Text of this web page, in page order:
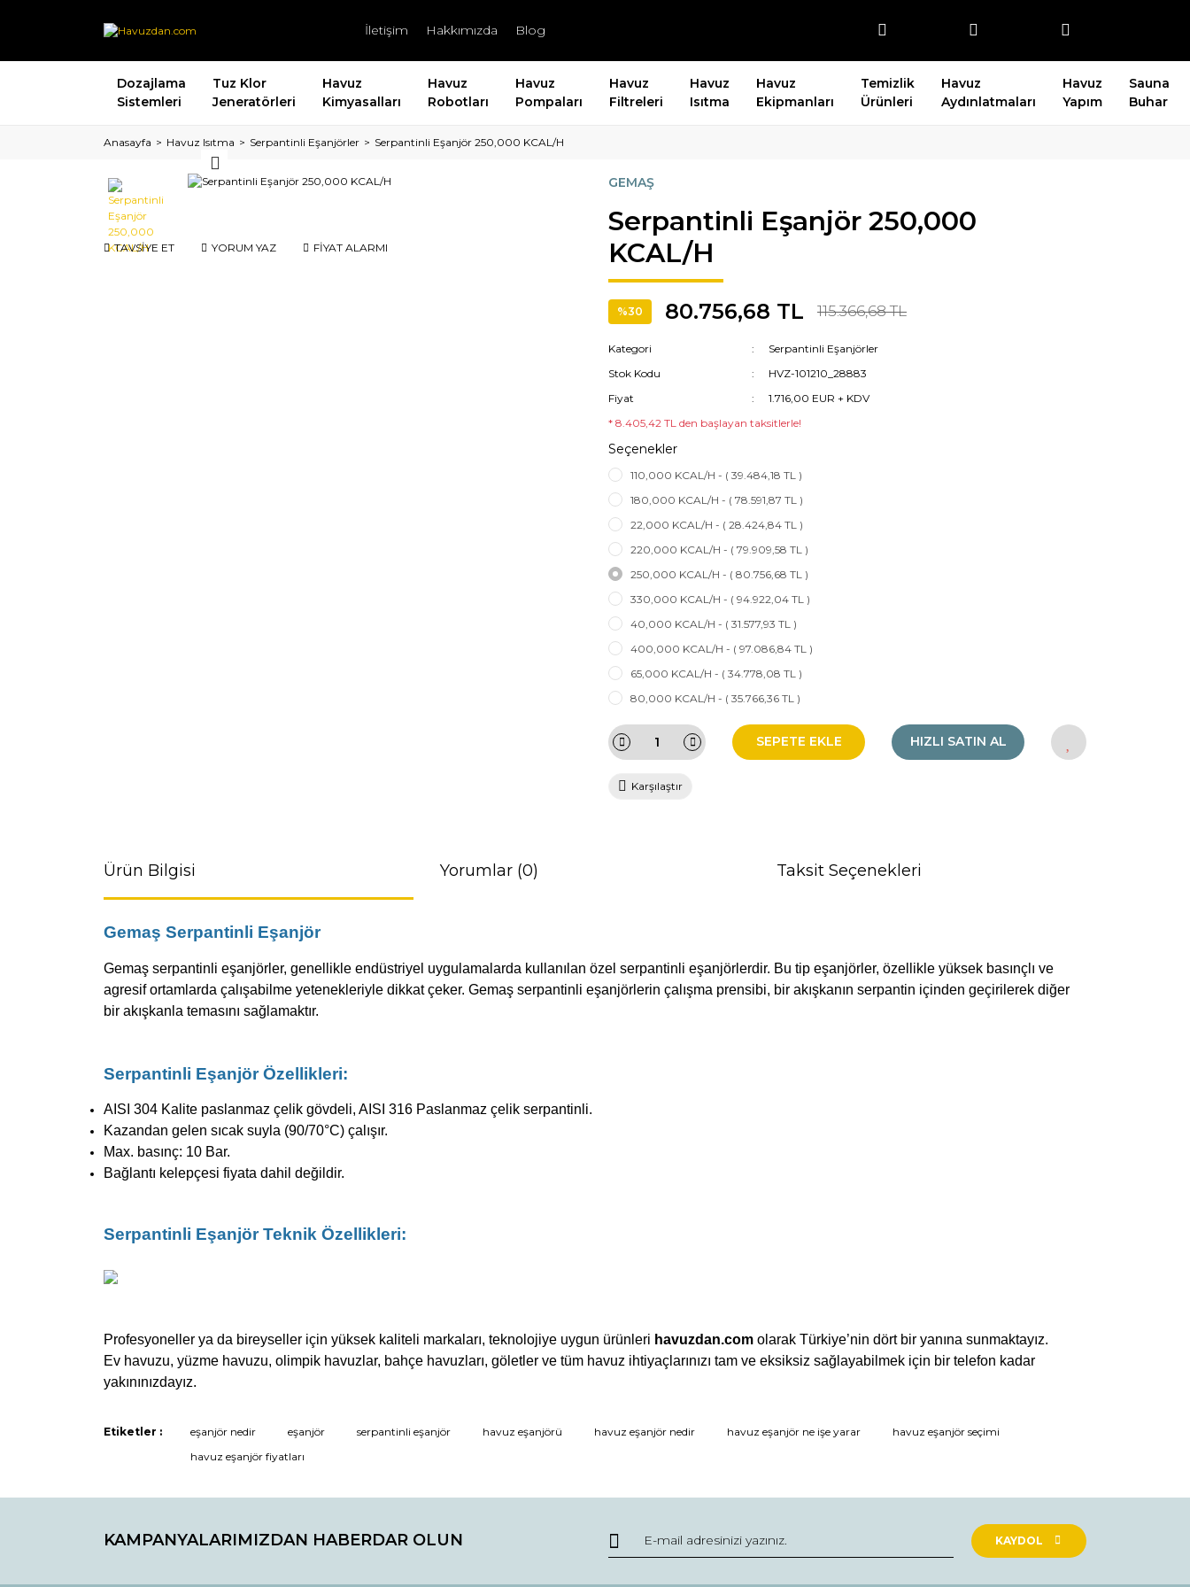
İletişim Hakkımızda Blog
Dozajlama
Sistemleri
Tuz Klor
Jeneratörleri
Havuz
Kimyasalları
Havuz
Robotları
Havuz
Pompaları
Havuz
Filtreleri
Havuz
Isıtma
Havuz
Ekipmanları
Temizlik
Ürünleri
Havuz
Aydınlatmaları
Havuz
Yapım
Sauna
Buhar
Anasayfa Havuz Isıtma Serpantinli Eşanjörler Serpantinli Eşanjör 250,000 KCAL/H
TAVSİYE ET YORUM YAZ FİYAT ALARMI
GEMAŞ
Serpantinli Eşanjör 250,000
KCAL/H
%30 80.756,68 TL 115.366,68 TL
Kategori
Serpantinli Eşanjörler
Stok Kodu
HVZ-101210_28883
Fiyat
1.716,00 EUR + KDV
* 8.405,42 TL den başlayan taksitlerle!
Seçenekler
110,000 KCAL/H - ( 39.484,18 TL )
180,000 KCAL/H - ( 78.591,87 TL )
22,000 KCAL/H - ( 28.424,84 TL )
220,000 KCAL/H - ( 79.909,58 TL )
250,000 KCAL/H - ( 80.756,68 TL )
330,000 KCAL/H - ( 94.922,04 TL )
40,000 KCAL/H - ( 31.577,93 TL )
400,000 KCAL/H - ( 97.086,84 TL )
65,000 KCAL/H - ( 34.778,08 TL )
80,000 KCAL/H - ( 35.766,36 TL )
SEPETE EKLE HIZLI SATIN AL
Karşılaştır
Ürün Bilgisi Yorumlar (0) Taksit Seçenekleri
Gemaş Serpantinli Eşanjör
Gemaş serpantinli eşanjörler, genellikle endüstriyel uygulamalarda kullanılan özel serpantinli eşanjörlerdir. Bu tip eşanjörler, özellikle yüksek basınçlı ve
agresif ortamlarda çalışabilme yetenekleriyle dikkatçeker. Gemaş serpantinli eşanjörlerin çalışma prensibi, bir akışkanın serpantin içinden geçirilerek diğer
bir akışkanla temasını sağlamaktır.
Serpantinli Eşanjör Özellikleri:
AISI 304 Kalite paslanmaz çelik gövdeli, AISI 316 Paslanmaz çelik serpantinli.
Kazandan gelen sıcak suyla (90/70°C) çalışır.
Max. basınç: 10 Bar.
Bağlantı kelepçesi fiyata dahil değildir.
Serpantinli Eşanjör Teknik Özellikleri:
Profesyoneller ya da bireyseller için yüksek kaliteli markaları, teknolojiye uygun ürünleri havuzdan.com olarak Türkiye’nin dört bir yanına sunmaktayız.
Ev havuzu, yüzme havuzu, olimpik havuzlar, bahçe havuzları, göletler ve tüm havuz ihtiyaçlarınızı tam ve eksiksiz sağlayabilmek için bir telefon kadar
yakınınızdayız.
Etiketler : eşanjör nedir eşanjör serpantinli eşanjör havuz eşanjörü havuz eşanjör nedir havuz eşanjör ne işe yarar
havuz eşanjör seçimi
havuz eşanjör fiyatları
KAMPANYALARIMIZDAN HABERDAR OLUN KAYDOL